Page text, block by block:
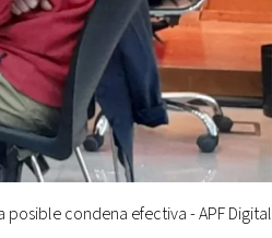
posible condena efectiva - APF Digital